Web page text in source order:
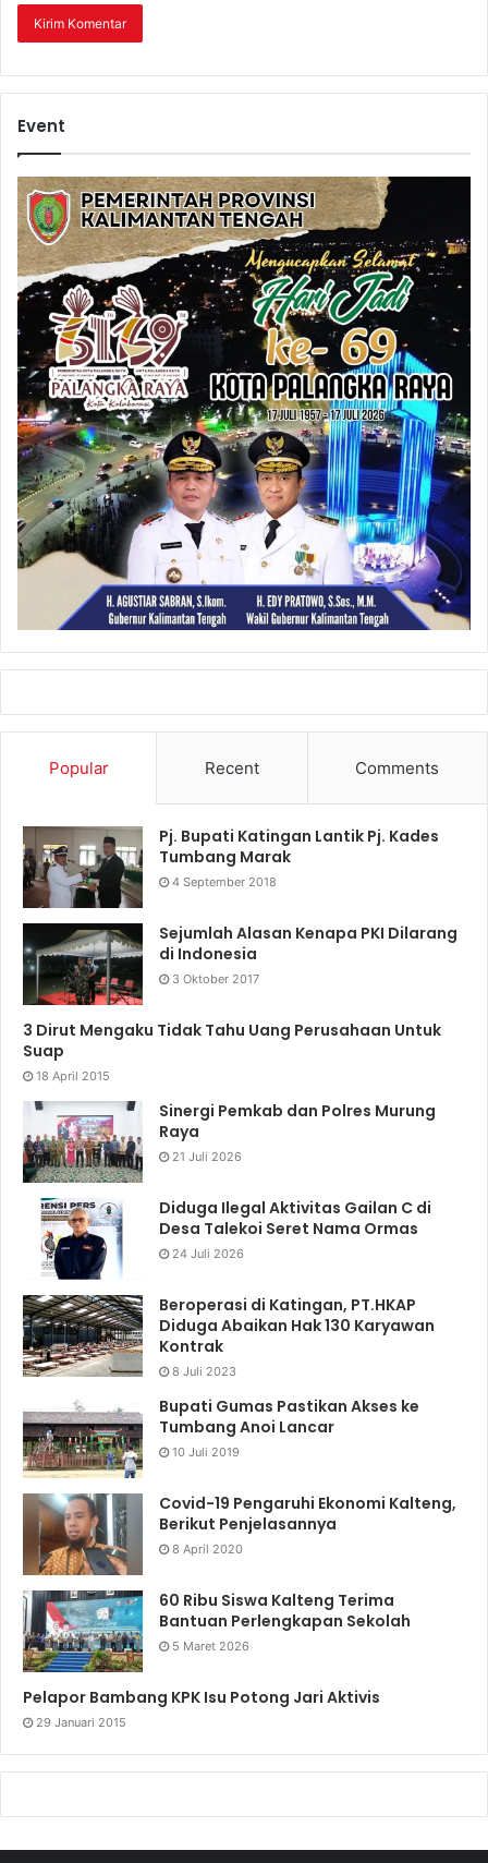
Event
Popular Recent Comments
Pj. Bupati Katingan Lantik Pj. Kades
Tumbang Marak
4 September 2018
Sejumlah Alasan Kenapa PKI Dilarang
di Indonesia
3 Oktober 2017
3 Dirut Mengaku Tidak Tahu Uang Perusahaan Untuk
Suap
18 April 2015
Sinergi Pemkab dan Polres Murung
Raya
21 Juli 2026
Diduga Ilegal Aktivitas Gailan C di
Desa Talekoi Seret Nama Ormas
24 Juli 2026
Beroperasi di Katingan, PT.HKAP
Diduga Abaikan Hak 130 Karyawan
Kontrak
8 Juli 2023
Bupati Gumas Pastikan Akses ke
Tumbang Anoi Lancar
10 Juli 2019
Covid-19 Pengaruhi Ekonomi Kalteng,
Berikut Penjelasannya
8 April 2020
60 Ribu Siswa Kalteng Terima
Bantuan Perlengkapan Sekolah
5 Maret 2026
Pelapor Bambang KPK Isu Potong Jari Aktivis
29 Januari 2015